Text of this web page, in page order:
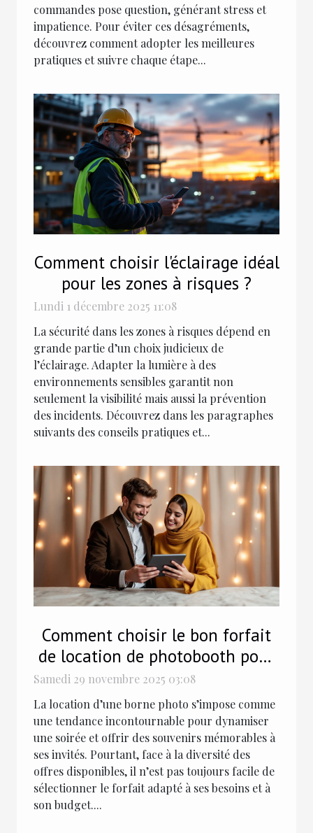
commandes pose question, générant stress et
impatience. Pour éviter ces désagréments,
découvrez comment adopter les meilleures
pratiques et suivre chaque étape...
Comment choisir l'éclairage idéal
pour les zones à risques ?
Lundi 1 décembre 2025 11:08
La sécurité dans les zones à risques dépend en
grande partie d’un choix judicieux de
l’éclairage. Adapter la lumière à des
environnements sensibles garantit non
seulement la visibilité mais aussi la prévention
des incidents. Découvrez dans les paragraphes
suivants des conseils pratiques et...
Comment choisir le bon forfait
de location de photobooth pour
votre soirée ?
Samedi 29 novembre 2025 03:08
La location d’une borne photo s’impose comme
une tendance incontournable pour dynamiser
une soirée et offrir des souvenirs mémorables à
ses invités. Pourtant, face à la diversité des
offres disponibles, il n’est pas toujours facile de
sélectionner le forfait adapté à ses besoins et à
son budget....